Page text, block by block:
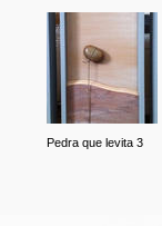
Pedra que levita 3